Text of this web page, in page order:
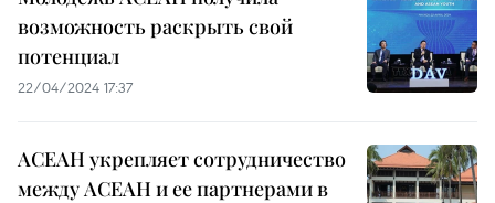
возможность раскрыть свой
потенциал
22/04/2024 17:37
АСЕАН укрепляет сотрудничество
между АСЕАН и ее партнерами в